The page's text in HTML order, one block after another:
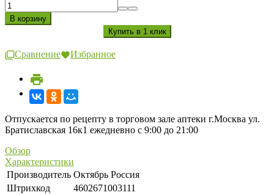
Сравнение Избранное
Отпускается по рецепту в торговом зале аптеки г.Москва ул.
Братиславская 16к1 ежедневно с 9:00 до 21:00
Обзор
Характеристики
Производитель Октябрь Россия
Штрихкод
4602671003111